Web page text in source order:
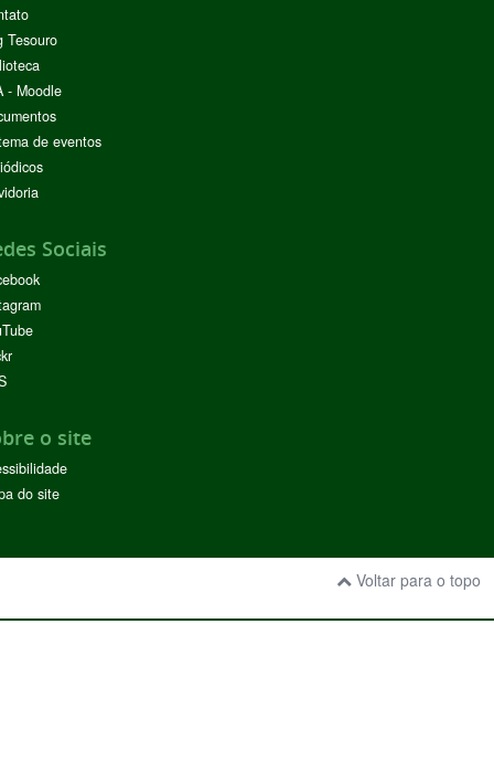
Tesouro
- Moodle
de eventos
Sociais
o site
do site
Voltar para o topo